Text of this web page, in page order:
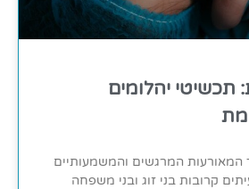
תכשיטי יהלומים
המאורעות המרגשים והמשמעותיים
קרובות בני זוג ובני משפחה